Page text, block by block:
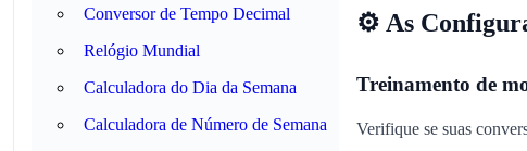
Conversor de Tempo Decimal
Relógio Mundial
Calculadora do Dia da Semana
Calculadora de Número de Semana
⚙️ As
Treinamento de
Verifique se suas